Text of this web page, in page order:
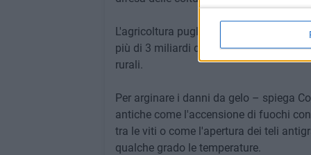
L'agricoltura pugliese per effetto dei
più di 3 miliardi di euro nel corso del
rurali.
Per arginare i danni da gelo – spiega
antiche come l'accensione di fuochi
tra le viti o come l'apertura dei teli
qualche grado le temperature.